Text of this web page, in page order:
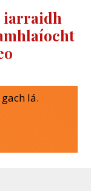
iarraidh
lá.